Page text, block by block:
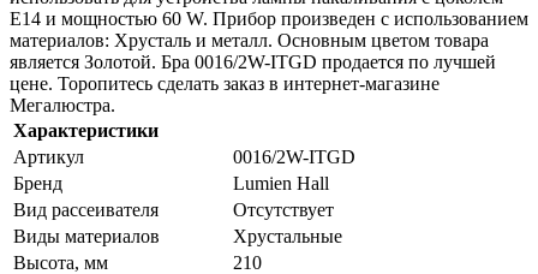
E14 и мощностью 60 W. Прибор произведен с использованием
материалов: Хрусталь и металл. Основным цветом товара
является Золотой. Бра 0016/2W-ITGD продается по лучшей
цене. Торопитесь сделать заказ в интернет-магазине
Мегалюстра.
Характеристики
Артикул
0016/2W-ITGD
Бренд
Lumien Hall
Вид рассеивателя
Отсутствует
Виды материалов
Хрустальные
Высота, мм
210